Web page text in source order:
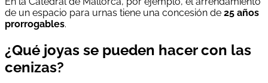
de un espacio para urnas tiene una concesión de 25 años
prorrogables.
¿Qué joyas se pueden hacer con las
cenizas?